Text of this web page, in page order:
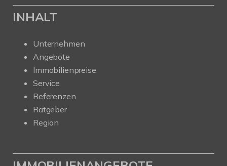
INHALT
Unternehmen
Angebote
Immobilienpreise
Service
Referenzen
Ratgeber
Region